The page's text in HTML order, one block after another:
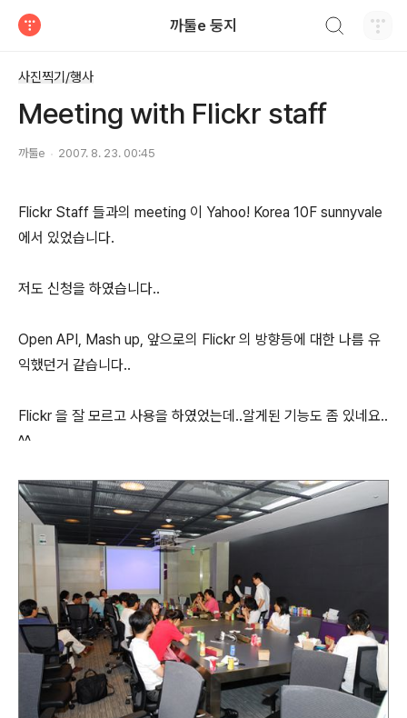
까툴e 둥지
사진찍기/행사
Meeting with Flickr staff
까툴e 2007. 8. 23. 00:45
Flickr Staff 들과의 meeting 이 Yahoo! Korea 10F sunnyvale
에서 있었습니다.
저도 신청을 하였습니다..
Open API, Mash up, 앞으로의 Flickr 의 방향등에 대한 나름 유
익했던거 같습니다..
Flickr 을 잘 모르고 사용을 하였었는데..알게된 기능도 좀 있네요..
^^